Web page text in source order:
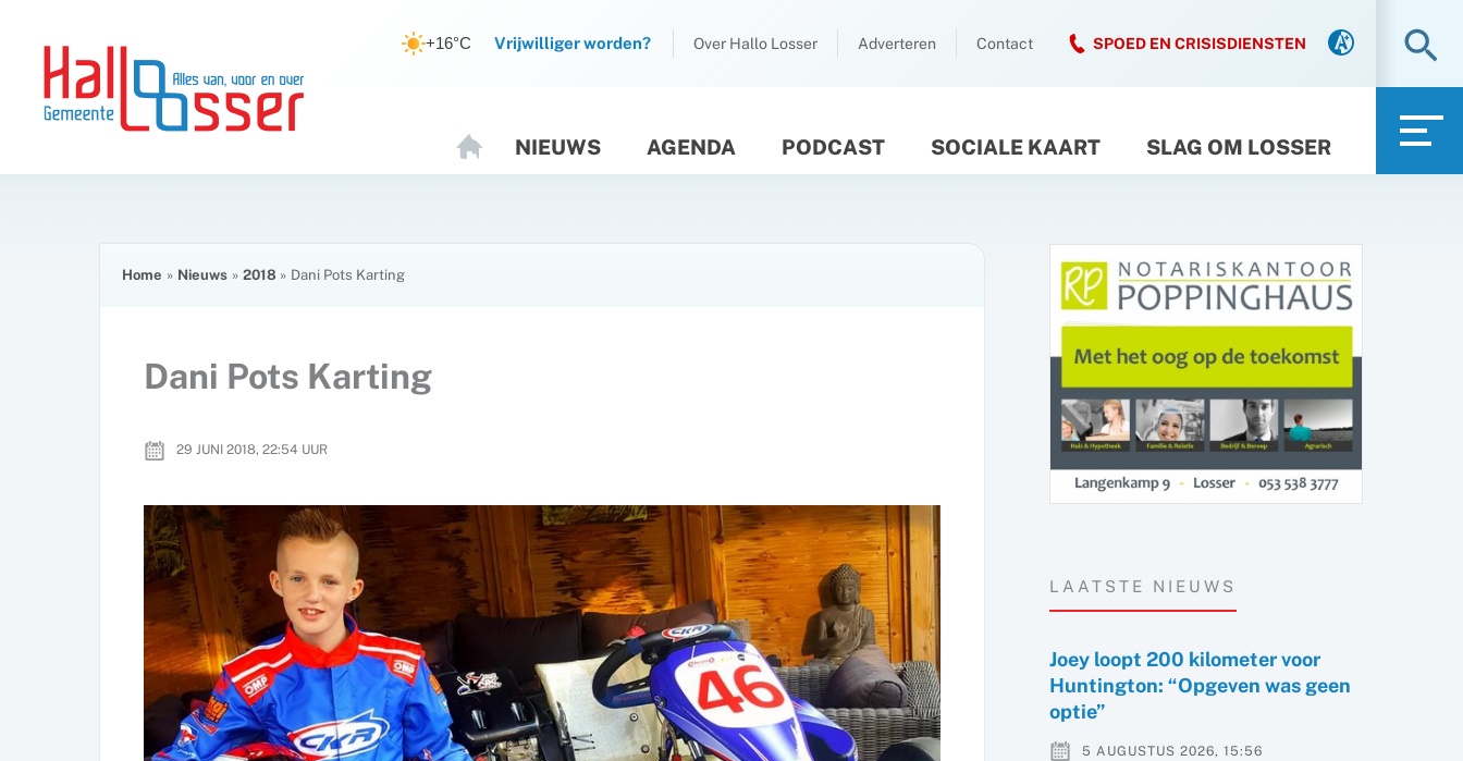
inhoud
inhoud
+16°C Vrijwilliger worden? Over Hallo Losser Adverteren Contact SPOED EN CRISISDIENSTEN
O
M
NIEUWS AGENDA PODCAST SOCIALE KAART SLAG OM LOSSER
Home Nieuws 2018 Dani Pots Karting
Dani Pots Karting
29 JUNI 2018, 22:54 UUR
LAATSTE NIEUWS
Joey loopt 200 kilometer voor
Huntington: “Opgeven was geen
optie”
5 AUGUSTUS 2026, 15:56